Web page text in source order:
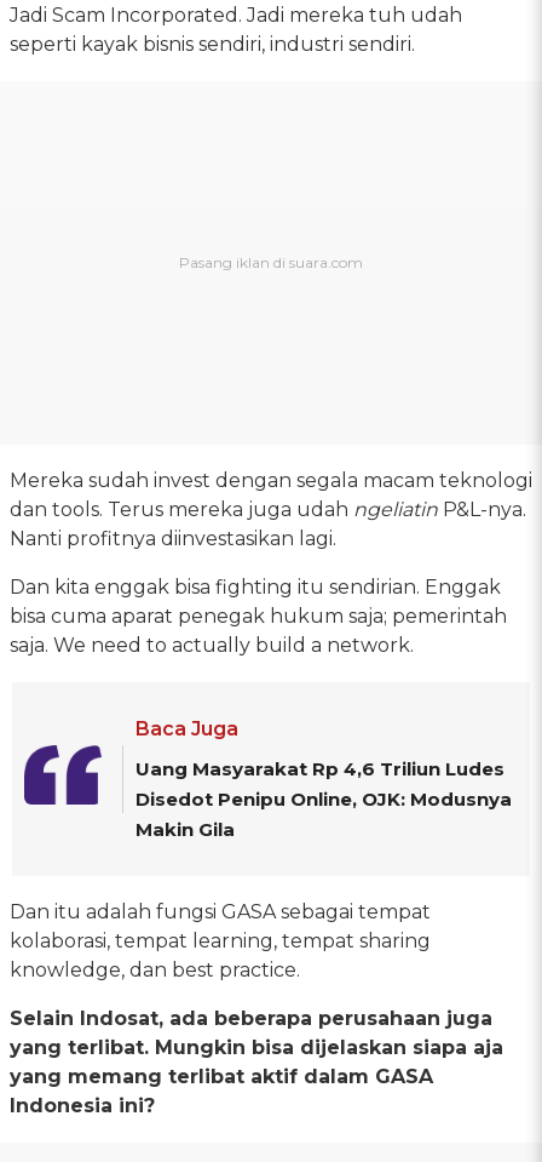
Jadi Scam Incorporated. Jadi mereka tuh udah
seperti kayak bisnis sendiri, industri sendiri.
Mereka sudah invest dengan segala macam teknologi
dan tools. Terus mereka juga udah ngeliatin P&L-nya.
Nanti profitnya diinvestasikan lagi.
Dan kita enggak bisa fighting itu sendirian. Enggak
bisa cuma aparat penegak hukum saja; pemerintah
saja. We need to actually build a network.
Baca Juga
Uang Masyarakat Rp 4,6 Triliun Ludes
Disedot Penipu Online, OJK: Modusnya
Makin Gila
Dan itu adalah fungsi GASA sebagai tempat
kolaborasi, tempat learning, tempat sharing
knowledge, dan best practice.
Selain Indosat, ada beberapa perusahaan juga
yang terlibat. Mungkin bisa dijelaskan siapa aja
yang memang terlibat aktif dalam GASA
Indonesia ini?